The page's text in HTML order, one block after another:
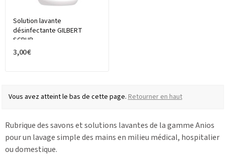
Solution lavante
désinfectante GILBERT
SCRUB
3,00 €
Vous avez atteint le bas de cette page.Retourner en haut
Rubrique des savons et solutions lavantes de la gamme Anios
pour un lavage simple des mains en milieu médical, hospitalier
ou domestique.